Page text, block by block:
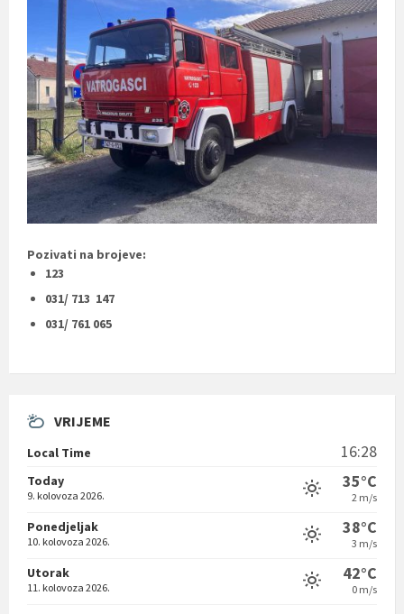
Pozivati na brojeve:
123
031/ 713 147
031/ 761 065
VRIJEME
Local Time 16:28
Today
9. kolovoza 2026.
35°C
2 m/s
Ponedjeljak
10. kolovoza 2026.
38°C
3 m/s
Utorak
11. kolovoza 2026.
42°C
0 m/s